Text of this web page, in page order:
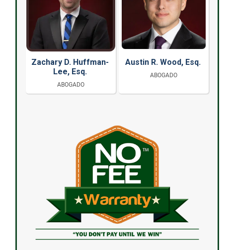
Zachary D. Huffman-
Lee, Esq.
ABOGADO
Austin R. Wood, Esq.
ABOGADO